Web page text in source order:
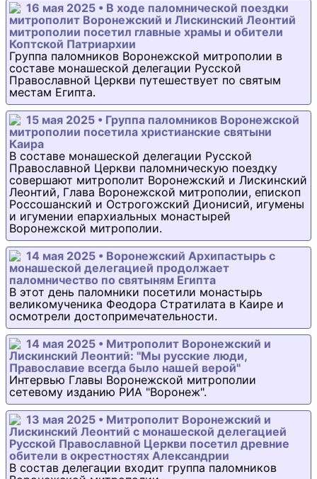
16 мая 2025 • В ходе паломнической поездки
митрополит Воронежский и Лискинский Леонтий
митрополии посетил главные храмы и обители
Коптской Патриархии
Группа паломников Воронежской митрополии в
составе монашеской делегации Русской
Православной Церкви путешествует по святым
местам Египта.
15 мая 2025 • Группа паломников Воронежской
митрополии посетила христианские святыни
Каира
В составе монашеской делегации Русской
Православной Церкви паломническую поездку
совершают митрополит Воронежский и Лискинский
Леонтий, Глава Воронежской митрополии, епископ
Россошанский и Острогожский Дионисий, игумены
и игумении епархиальных монастырей
Воронежской митрополии.
14 мая 2025 • Воронежский Архипастырь с
монашеской делегацией продолжает
паломничество по святыням Египта
В этот день паломники посетили монастырь
великомученика Феодора Стратилата в Каире и
осмотрели достопримечательности.
14 мая 2025 • Митрополит Воронежский и
Лискинский Леонтий: "Мы русские люди,
Православие всегда было нашей верой"
Интервью Главы Воронежской митрополии
сетевому изданию РИА "Воронеж".
13 мая 2025 • Митрополит Воронежский и
Лискинский Леонтий с монашеской делегацией
Русской Православной Церкви посетил древние
обители в окрестностях Александрии
В состав делегации входит группа паломников